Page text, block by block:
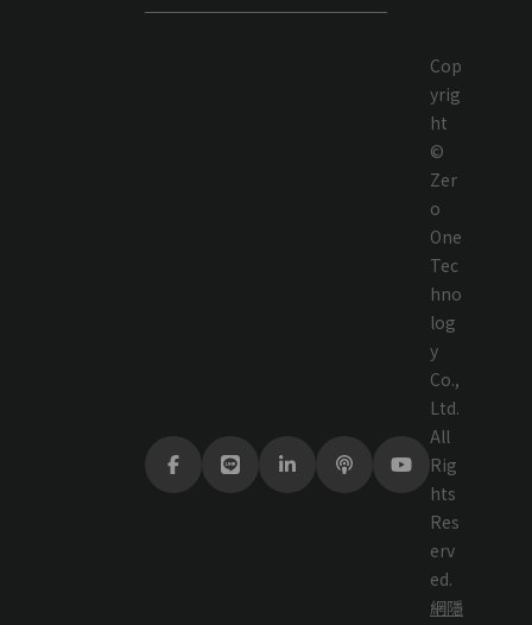
Cop
yrig
ht
©
Zer
o
One
Tec
hno
log
y
Co.,
Ltd.
All
Rig
hts
Res
erv
ed.
網隱